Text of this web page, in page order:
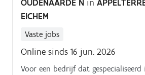
OUDENAARDE N in
EICHEM
Vaste jobs
Online sinds 16 jun. 2026
Voor een bedrijf dat